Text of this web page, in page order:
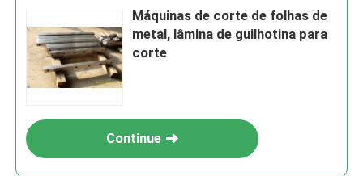
Máquinas de corte de folhas de
metal, lâmina de guilhotina para
corte
Continue